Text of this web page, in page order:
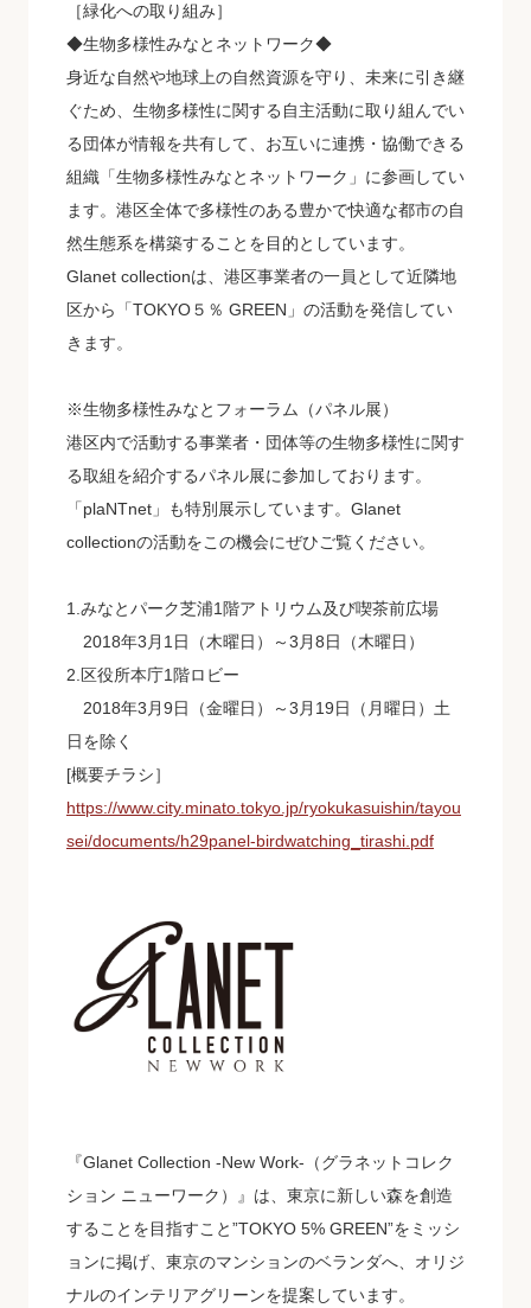
［緑化への取り組み］
◆生物多様性みなとネットワーク◆
身近な自然や地球上の自然資源を守り、未来に引き継
ぐため、生物多様性に関する自主活動に取り組んでい
る団体が情報を共有して、お互いに連携・協働できる
組織「生物多様性みなとネットワーク」に参画してい
ます。港区全体で多様性のある豊かで快適な都市の自
然生態系を構築することを目的としています。
Glanet collectionは、港区事業者の一員として近隣地
区から「TOKYO５％ GREEN」の活動を発信してい
きます。
※生物多様性みなとフォーラム（パネル展）
港区内で活動する事業者・団体等の生物多様性に関す
る取組を紹介するパネル展に参加しております。
「plaNTnet」も特別展示しています。Glanet
collectionの活動をこの機会にぜひご覧ください。
1.みなとパーク芝浦1階アトリウム及び喫茶前広場
2018年3月1日（木曜日）～3月8日（木曜日）
2.区役所本庁1階ロビー
2018年3月9日（金曜日）～3月19日（月曜日）土
日を除く
[概要チラシ］
https://www.city.minato.tokyo.jp/ryokukasuishin/tayou
sei/documents/h29panel-birdwatching_tirashi.pdf
『Glanet Collection -New Work-（グラネットコレク
ション ニューワーク）』は、東京に新しい森を創造
することを目指すこと”TOKYO 5% GREEN”をミッシ
ョンに掲げ、東京のマンションのベランダへ、オリジ
ナルのインテリアグリーンを提案しています。